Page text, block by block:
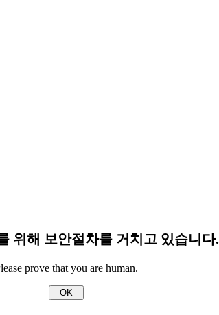
위해 보안절차를 거치고 있습니다.
prove that you are human.